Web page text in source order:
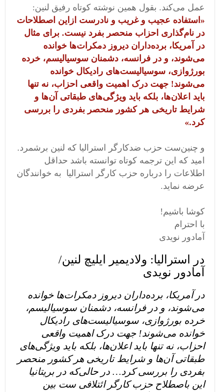
عمل می‌کند. بقول همین نوشته کوتاه رفیق لنین:
« استفاده عجیب و غریب و نادرست ازاین اصطلاحات
در نام‌گذاری احزاب منحصر بفرد نیست. برای مثال
در آمریکا، برده‌داران دیروز دمکرات‌ها خوانده
می‌شوند، و در فرانسه، دشمنان سوسیالیسم، خرده
بورژوازی، سوسیالیست‌های رادیکال خوانده
می‌شوند! جهت درک اهمیت واقعی احزاب، نه تنها
باید اعلان‌ها، بلکه باید ویژگی‌های طبقاتی آن‌ها و
شرایط تاریخی هر کشور منحصر بفردی را بررسی
کرد.»
و چنین‌‌ست حزب ضدکارگر استرالیا که لنین برشمرد.
امید که این ترجمه کوتاه توانسته باشد حداقل
اطلاعات را درباره حزب کارگر استرالیا به خوانندگان
عرضه نماید.
کوشا باشیم!
با احترام
آمادور نویدی
در استرالیا: ولادیمیر ایلیچ لنین/
آمادور نویدی
در آمریکا، برده‌داران دیروز دمکرات‌ها خوانده
می‌شوند، و در فرانسه، دشمنان سوسیالیسم،
خرده بورژوازی، سوسیالیست‌های رادیکال
خوانده می‌شوند! جهت درک اهمیت واقعی
احزاب، نه تنها باید اعلان‌ها، بلکه باید ویژگی‌های
طبقاتی آن‌ها و شرایط تاریخی هر کشور منحصر
بفردی را بررسی کرد… در حالی‌که در بریتانیا
این باصطلاح حزب کارگر ائتلافی ست بین